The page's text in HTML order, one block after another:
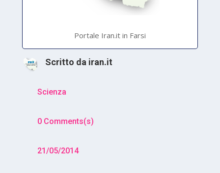
Portale Iran.it in Farsi
Scritto da iran.it
Scienza
0 Comments(s)
21/05/2014